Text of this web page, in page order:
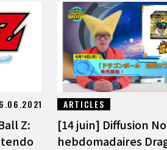
Z:
ARTICLES
[14 juin] Diffusion
hebdomadaires